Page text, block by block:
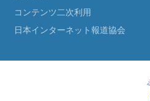
コンテンツ二次利用
日本インターネット報道協会